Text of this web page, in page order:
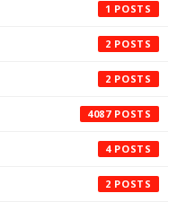
1
2
2
4087
4
2